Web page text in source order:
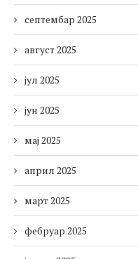
септембар 2025
август 2025
јул 2025
јун 2025
мај 2025
април 2025
март 2025
фебруар 2025